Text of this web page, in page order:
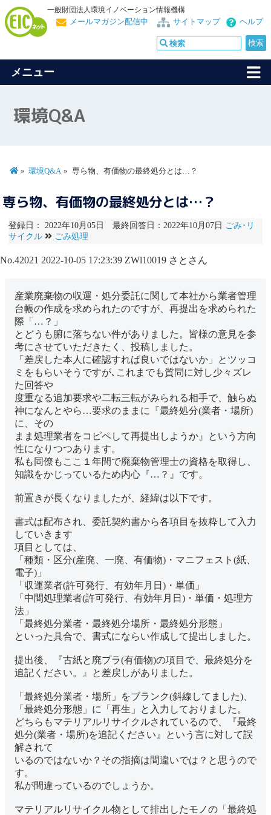
一般財団法人環境イノベーション情報機構
ヘルプ
サイトマップ
メールマガジン配信中
メニュー
環境Q&A
環境Q&A 専ら物、有価物の最終処分とは…？
専ら物、有価物の最終処分とは…？
登録日： 2022年10月05日 最終回答日：2022年10月07日 ごみ･リ
サイクル
ごみ処理
No.42021 2022-10-05 17:23:39 ZWl10019 さとさん
産業廃棄物の収運・処分委託に関して本社から業者管理
台帳の作成を求められたのですが、再提出を求められた
際「…？」
とどうも腑に落ちない件がありました。皆様の意見を参
考にさせていただきたく、投稿しました。
「差戻した本人に確認すれば良いではないか」とツッコ
ミをもらいそうですが､これまでも質問に対し少々ズレ
た回答や
度重なる追加要求や二転三転がみられる相手で、触らぬ
神になんとやら…要求のままに『最終処分(業者・場所)
に、その
まま処理業者をコピペして再提出しようか』という方向
性になりつつあります。
私も同僚もここ１年間で廃棄物管理士の資格を取得し、
知識をかじっているため内心『…？』です。
前置きが長くなりましたが、経緯は以下です。
書式は配布され、委託契約書から各項目を抜粋して入力
していきます
項目としては、
「種類・区分(産廃、一廃、有価物)・マニフェスト(紙、
電子)」
「収運業者(許可発行、有効年月日)・単価」
「中間処理業者(許可発行、有効年月日)・単価・処理方
法」
「最終処分業者・最終処分場所・最終処分形態」
といった具合で、書式にならい作成して提出しました。
提出後、『古紙と廃プラ(有価物)の項目で、最終処分を
追記ください。』と差戻しがありました。
「最終処分業者・場所」をブランク(斜線してました)、
「最終処分形態」に「再生」と入力しておりました。
どちらもマテリアルリサイクルされているので、『最終
処分(業者・場所)を追記ください』という言に対して誤
解されて
いるのではないか？その指摘は間違いでは？と思うので
す。
私が間違っているのでしょうか。
マテリアルリサイクル物として排出したモノの「最終処